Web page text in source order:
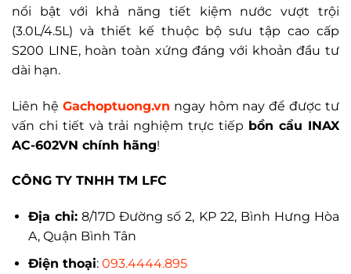
nổi bật với khả năng tiết kiệm nước vượt trội
(3.0L/4.5L) và thiết kế thuộc bộ sưu tập cao cấp
S200 LINE, hoàn toàn xứng đáng với khoản đầu tư
dài hạn.
Liên hệ Gachoptuong.vn ngay hôm nay để được tư
vấn chi tiết và trải nghiệm trực tiếp bồn cầu INAX
AC-602VN chính hãng!
CÔNG TY TNHH TM LFC
Địa chỉ:8/17D Đường số 2, KP 22, Bình Hưng Hòa
A, Quận Bình Tân
Điện thoại: 093.4444.895